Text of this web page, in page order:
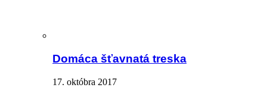
Domáca šťavnatá treska
17. októbra 2017